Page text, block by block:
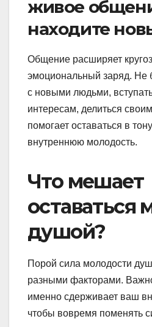
живое
находите
Общение расширяет
эмоциональный заряд. Не
с новыми людьми,
интересам, делиться
помогает оставаться в
внутреннюю молодость.
Что мешает
душой?
Порой сила молодости
разными факторами.
именно сдерживает ваш
чтобы вовремя поменять